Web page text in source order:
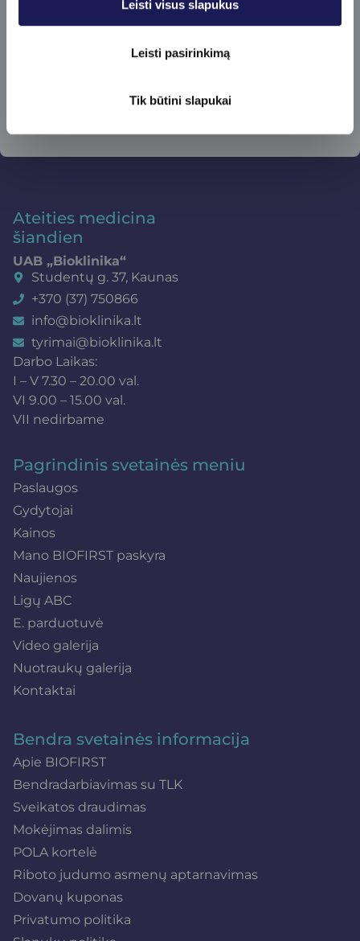
Leisti visus slapukus
Leisti pasirinkimą
Tik būtini slapukai
Ateities medicina
šiandien
UAB „Bioklinika“
Studentų g. 37, Kaunas
+370 (37) 750866
info@bioklinika.lt
tyrimai@bioklinika.lt
Darbo Laikas:
I – V 7.30 – 20.00 val.
VI 9.00 – 15.00 val.
VII nedirbame
Pagrindinis svetainės meniu
Paslaugos
Gydytojai
Kainos
Mano BIOFIRST paskyra
Naujienos
Ligų ABC
E. parduotuvė
Video galerija
Nuotraukų galerija
Kontaktai
Bendra svetainės informacija
Apie BIOFIRST
Bendradarbiavimas su TLK
Sveikatos draudimas
Mokėjimas dalimis
POLA kortelė
Riboto judumo asmenų aptarnavimas
Dovanų kuponas
Privatumo politika